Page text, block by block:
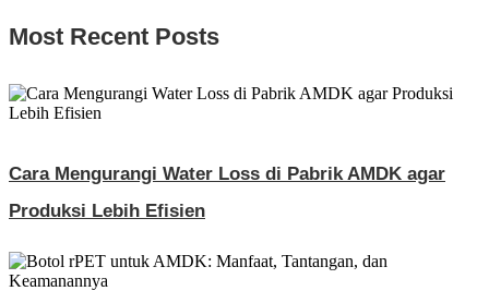
Most Recent Posts
Cara Mengurangi Water Loss di Pabrik AMDK agar
Produksi Lebih Efisien